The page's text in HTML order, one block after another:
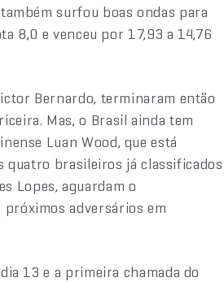
surfou boas ondas para
8,0 e venceu por 17,93 a 14,76
Bernardo, terminaram então
Mas, o Brasil ainda tem
Luan Wood, que está
quatro brasileiros já classificados
Lopes, aguardam o
próximos adversários em
13 e a primeira chamada do